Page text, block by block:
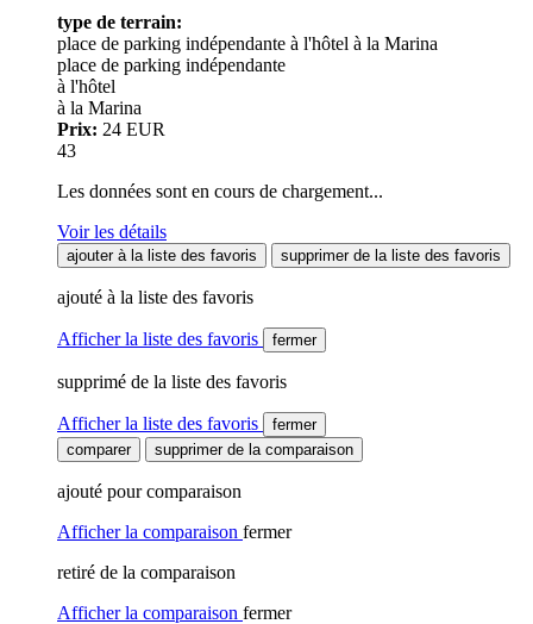
type de terrain:
place de parking indépendante à l'hôtel à la Marina
place de parking indépendante
à l'hôtel
à la Marina
Prix: 24 EUR
43
Les données sont en cours de chargement...
Voir les détails
ajouter à la liste des favoris supprimer de la liste des favoris
ajouté à la liste des favoris
Afficher la liste des favoris fermer
supprimé de la liste des favoris
Afficher la liste des favoris
fermer
comparer
supprimer de la comparaison
ajouté pour comparaison
Afficher la comparaison fermer
retiré de la comparaison
Afficher la comparaison fermer